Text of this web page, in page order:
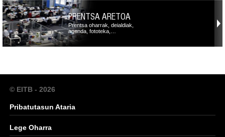
PRENTSA ARETOA
Prentsa oharrak, deialdiak,
agenda, fototeka,…
© EITB - 2026
Pribatutasun Ataria
Lege Oharra